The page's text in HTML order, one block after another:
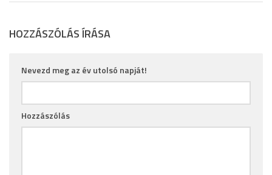
HOZZÁSZÓLÁS ÍRÁSA
Nevezd meg az év utolsó napját!
Hozzászólás